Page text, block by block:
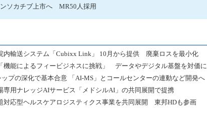
ソカチブ上市へ MR50人採用
輸送システム「Cubixx Link」 10月から提供 廃棄ロスを最小化
能によるフィービジネスに挑戦」 データやデジタル基盤を対価に
プの深化で基本合意 「AI-MS」とコールセンターの連動など開発へ
用ナレッジAIサービス「メドシルAI」の共同展開で提携
応型ヘルスケアロジスティクス事業を共同展開 東邦HDも参画